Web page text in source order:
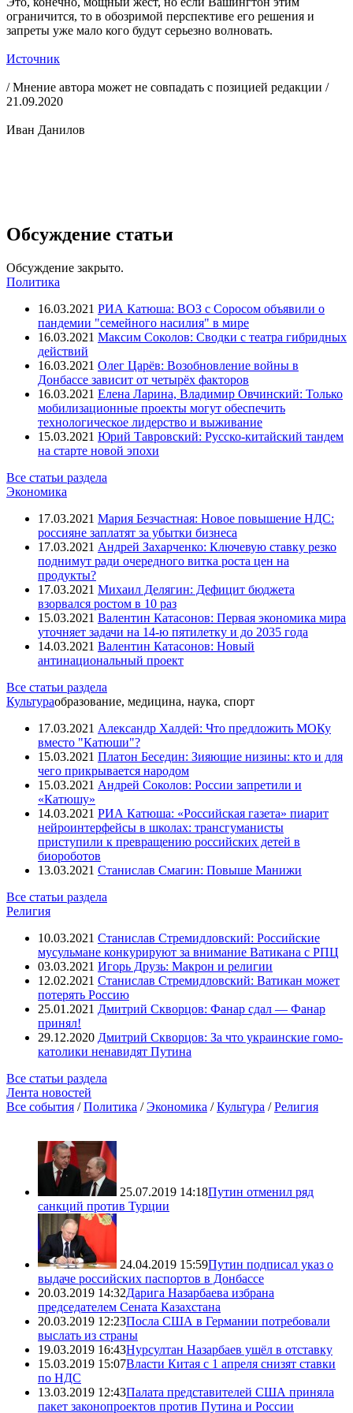
ограничится, то в обозримой перспективе его решения и
запреты уже мало кого будут серьезно волновать.
Источник
/ Мнение автора может не совпадать с позицией редакции /
21.09.2020
Иван Данилов
Обсуждение статьи
Обсуждение закрыто.
Политика
16.03.2021 РИА Катюша: ВОЗ с Соросом объявили о
пандемии "семейного насилия" в мире
16.03.2021 Максим Соколов: Сводки с театра гибридных
действий
16.03.2021 Олег Царёв: Возобновление войны в
Донбассе зависит от четырёх факторов
16.03.2021 Елена Ларина, Владимир Овчинский: Только
мобилизационные проекты могут обеспечить
технологическое лидерство и выживание
15.03.2021 Юрий Тавровский: Русско-китайский тандем
на старте новой эпохи
Все статьи раздела
Экономика
17.03.2021 Мария Безчастная: Новое повышение НДС:
россияне заплатят за убытки бизнеса
17.03.2021 Андрей Захарченко: Ключевую ставку резко
поднимут ради очередного витка роста цен на
продукты?
17.03.2021 Михаил Делягин: Дефицит бюджета
взорвался ростом в 10 раз
15.03.2021 Валентин Катасонов: Первая экономика мира
уточняет задачи на 14-ю пятилетку и до 2035 года
14.03.2021 Валентин Катасонов: Новый
антинациональный проект
Все статьи раздела
Культураобразование, медицина, наука, спорт
17.03.2021 Александр Халдей: Что предложить МОКу
вместо "Катюши"?
15.03.2021 Платон Беседин: Зияющие низины: кто и для
чего прикрывается народом
15.03.2021 Андрей Соколов: России запретили и
«Катюшу»
14.03.2021 РИА Катюша: «Российская газета» пиарит
нейроинтерфейсы в школах: трансгуманисты
приступили к превращению российских детей в
биороботов
13.03.2021 Станислав Смагин: Повыше Манижи
Все статьи раздела
Религия
10.03.2021 Станислав Стремидловский: Российские
мусульмане конкурируют за внимание Ватикана с РПЦ
03.03.2021 Игорь Друзь: Макрон и религии
12.02.2021 Станислав Стремидловский: Ватикан может
потерять Россию
25.01.2021 Дмитрий Скворцов: Фанар сдал — Фанар
принял!
29.12.2020 Дмитрий Скворцов: За что украинские гомо-
католики ненавидят Путина
Все статьи раздела
Лента новостей
Все события /Политика /Экономика /Культура /Религия
25.07.2019 14:18Путин отменил ряд
санкций против Турции
24.04.2019 15:59Путин подписал указ о
выдаче российских паспортов в Донбассе
20.03.2019 14:32Дарига Назарбаева избрана
председателем Сената Казахстана
20.03.2019 12:23Посла США в Германии потребовали
выслать из страны
19.03.2019 16:43Нурсултан Назарбаев ушёл в отставку
15.03.2019 15:07Власти Китая с 1 апреля снизят ставки
по НДС
13.03.2019 12:43Палата представителей США приняла
пакет законопроектов против Путина и России